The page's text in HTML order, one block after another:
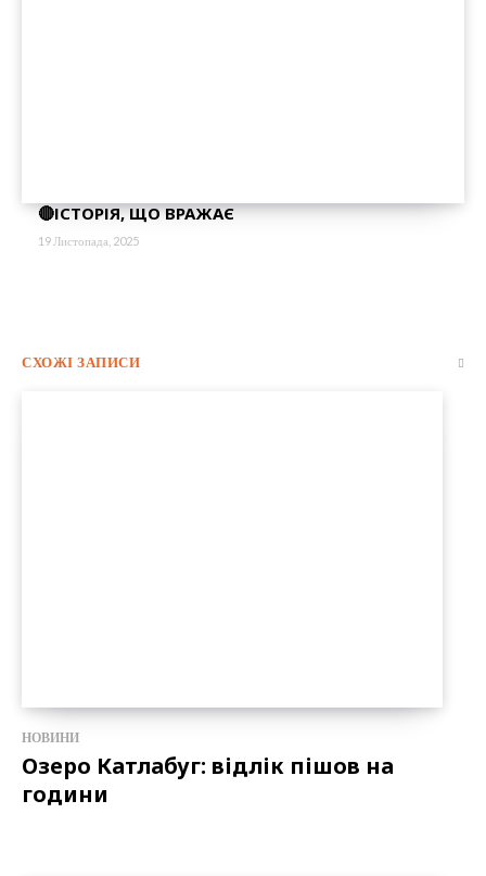
🔴ІСТОРІЯ, ЩО ВРАЖАЄ
19 Листопада, 2025
СХОЖІ ЗАПИСИ
НОВИНИ
Озеро Катлабуг: відлік пішов на
години